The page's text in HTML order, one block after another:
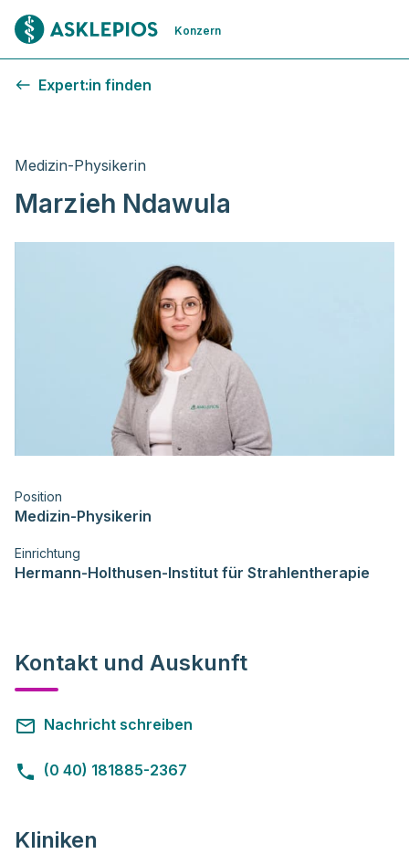
Zur Startseite
Konzern
Expert:in finden
Medizin-Physikerin
Marzieh Ndawula
Position
Medizin-Physikerin
Einrichtung
Hermann-Holthusen-Institut für Strahlentherapie
Kontakt und Auskunft
Nachricht schreiben
(0 40) 181885-2367
Kliniken